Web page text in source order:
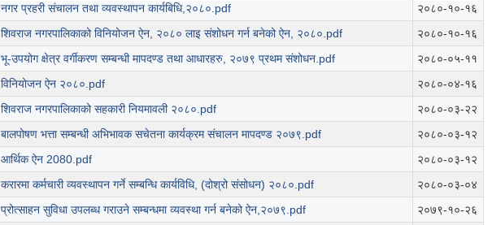
नगर प्रहरी संचालन तथा व्यवस्थापन कार्यबिधि,२०८०.pdf
२०८०-१०-१६
शिवराज नगरपालिकाको विनियोजन ऐन, २०८० लाइ संशोधन गर्न बनेको ऐन, २०८०.pdf
२०८०-१०-१६
भू-उपयोग क्षेत्र वर्गीकरण सम्बन्धी मापदण्ड तथा आधारहरु, २०७९ प्रथम संशोधन.pdf
२०८०-०५-११
विनियोजन ऐन २०८०.pdf
२०८०-०४-१६
शिवराज नगरपालिकाको सहकारी नियमावली २०८०.pdf
२०८०-०३-२२
बालपोषण भत्ता सम्बन्धी अभिभावक सचेतना कार्यक्रम संचालन मापदण्ड २०७९.pdf
२०८०-०३-१२
आर्थिक ऐन 2080.pdf
२०८०-०३-१२
करारमा कर्मचारी व्यवस्थापन गर्ने सम्बन्धि कार्यविधि, (दोश्रो संसोधन) २०८०.pdf
२०८०-०३-०४
प्रोत्साहन सुविधा उपलब्ध गराउने सम्बन्धमा व्यवस्था गर्न बनेको ऐन,२०७९.pdf
२०७९-१०-२६